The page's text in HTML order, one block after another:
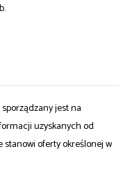
jest na
uzyskanych od
stanowi oferty określonej w